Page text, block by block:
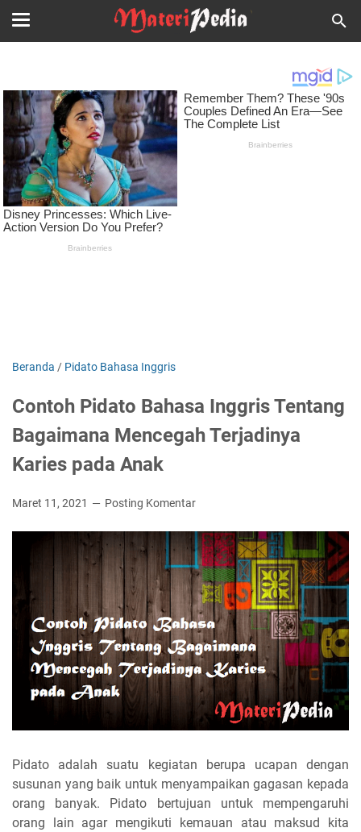
Beranda / Pidato Bahasa Inggris
Contoh Pidato Bahasa Inggris Tentang
Bagaimana Mencegah Terjadinya
Karies pada Anak
Maret 11, 2021 Posting Komentar
Pidato adalah suatu kegiatan berupa ucapan dengan
susunan yang baik untuk menyampaikan gagasan kepada
orang banyak. Pidato bertujuan untuk mempengaruhi
orang lain agar mengikuti kemauan atau maksud kita